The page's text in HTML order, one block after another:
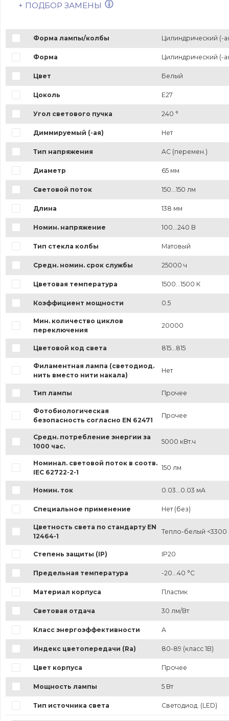
+ ПОДБОР ЗАМЕНЫ
Форма лампы/колбы Цилиндрический (-
Форма Цилиндрический (-
Цвет Белый
Цоколь E27
Угол светового пучка 240 °
Диммируемый (-ая) Нет
Тип напряжения AC (перемен.)
Диаметр 65 мм
Световой поток 150...150 лм
Длина 138 мм
Номин. напряжение 100...240 В
Тип стекла колбы Матовый
Средн. номин. срок службы 25000 ч
Цветовая температура 1500...1500 К
Коэффициент мощности 0.5
Мин. количество циклов
переключения
20000
Цветовой код света 815...815
Филаментная лампа (светодиод.
нить вместо нити накала)
Нет
Тип лампы Прочее
Фотобиологическая
безопасность согласно EN 62471
Прочее
Средн. потребление энергии за
1000 час.
5000 кВт.ч
Номинал. световой поток в соотв.
IEC 62722-2-1
150 лм
Номин. ток 0.03...0.03 мА
Специальное применение Нет (без)
Цветность света по стандарту EN
12464-1
Тепло-белый <3300
Степень защиты (IP) IP20
Предельная температура -20...40 °C
Материал корпуса Пластик
Световая отдача 30 лм/Вт
Класс энергоэффективности A
Индекс цветопередачи (Ra) 80-89 (класс 1B)
Цвет корпуса Прочее
Мощность лампы 5 Вт
Тип источника света Светодиод. (LED)